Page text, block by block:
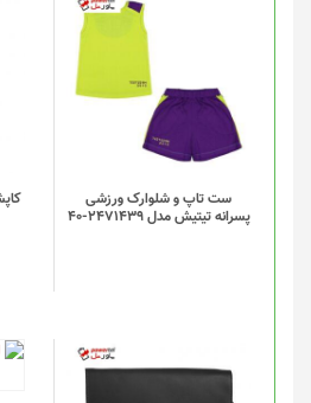
ست تاپ و شلوارک ورزشی
پسرانه تیتیش مدل 2471439-40